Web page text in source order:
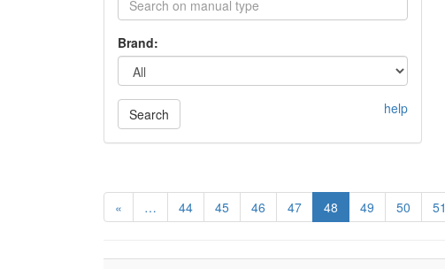
Brand:
Search help
« … 44 45 46 47 48 49 50 51